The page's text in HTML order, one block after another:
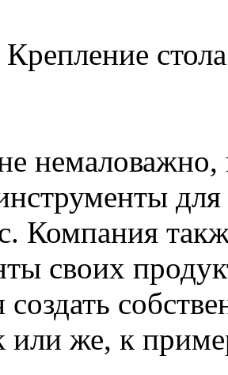
Крепление
Компания
своих
создать
или же, к